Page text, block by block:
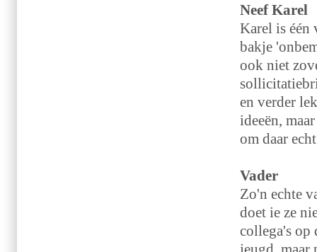
Neef Karel
Karel is één
bakje
ook niet
en verder
ideeën,
om daar
Vader
Zo'n echte
doet ie ze
collega's op